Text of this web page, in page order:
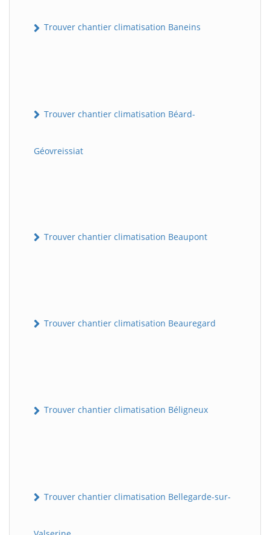
Trouver chantier climatisation Baneins
Trouver chantier climatisation Béard-
Géovreissiat
Trouver chantier climatisation Beaupont
Trouver chantier climatisation Beauregard
Trouver chantier climatisation Béligneux
Trouver chantier climatisation Bellegarde-sur-